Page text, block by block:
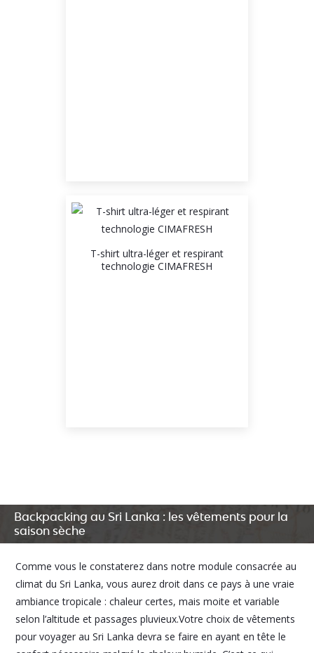
T-shirt ultra-léger et respirant
technologie CIMAFRESH
Backpacking au Sri Lanka : les vêtements pour la
saison sèche
Comme vous le constaterez dans notre module consacrée au
climat du Sri Lanka, vous aurez droit dans ce pays à une vraie
ambiance tropicale : chaleur certes, mais moite et variable
selon l’altitude et passages pluvieux.Votre choix de vêtements
pour voyager au Sri Lanka devra se faire en ayant en tête le